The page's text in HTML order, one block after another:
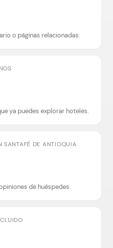
o páginas relacionadas.
ya puedes explorar hoteles.
SANTAFÉ DE ANTIOQUIA
de huéspedes.